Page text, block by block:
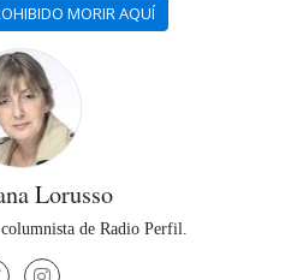
MORIR AQUÍ
Lorusso
de Radio Perfil.